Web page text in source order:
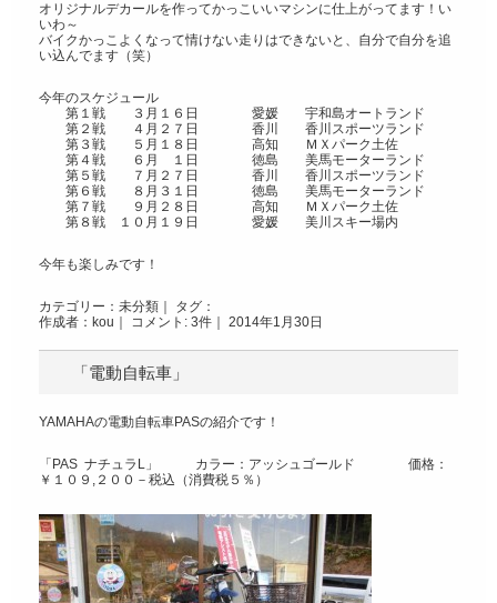
オリジナルデカールを作ってかっこいいマシンに仕上がってます！い
いわ～
バイクかっこよくなって情けない走りはできないと、自分で自分を追
い込んでます（笑）
今年のスケジュール
第１戦 ３月１６日 愛媛 宇和島オートランド
第２戦 ４月２７日 香川 香川スポーツランド
第３戦 ５月１８日 高知 ＭＸパーク土佐
第４戦 ６月 １日 徳島 美馬モーターランド
第５戦 ７月２７日 香川 香川スポーツランド
第６戦 ８月３１日 徳島 美馬モーターランド
第７戦 ９月２８日 高知 ＭＸパーク土佐
第８戦 １０月１９日 愛媛 美川スキー場内
今年も楽しみです！
カテゴリー： 未分類 ｜ タグ：
作成者：kou｜ コメント: 3件 ｜ 2014年1月30日
「電動自転車」
YAMAHAの電動自転車PASの紹介です！
「PAS ナチュラL」 カラー：アッシュゴールド 価格：
￥１０９,２００－税込（消費税５％）